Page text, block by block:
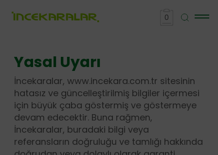
0
Yasal Uyarı
İncekaralar, www.incekara.com.tr sitesinin
hatasız ve güncelleştirilmiş bilgiler içermesi
için büyük çaba göstermiş ve göstermeye
devam edecektir. Buna rağmen,
İncekaralar, buradaki bilgi veya
referansların doğruluğu ve tamlığı hakkında